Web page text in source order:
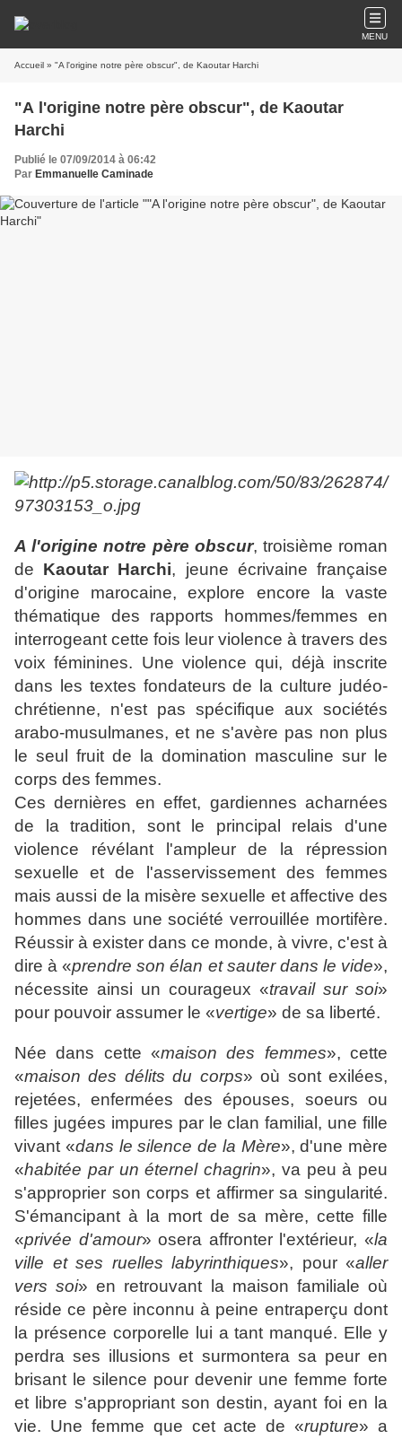
MENU
Accueil » "A l'origine notre père obscur", de Kaoutar Harchi
"A l'origine notre père obscur", de Kaoutar
Harchi
Publié le 07/09/2014 à 06:42
Par Emmanuelle Caminade
A l'origine notre père obscur, troisième roman
de Kaoutar Harchi, jeune écrivaine française
d'origine marocaine, explore encore la vaste
thématique des rapports hommes/femmes en
interrogeant cette fois leur violence à travers des
voix féminines. Une violence qui, déjà inscrite
dans les textes fondateurs de la culture judéo-
chrétienne, n'est pas spécifique aux sociétés
arabo-musulmanes, et ne s'avère pas non plus
le seul fruit de la domination masculine sur le
corps des femmes.
Ces dernières en effet, gardiennes acharnées
de la tradition, sont le principal relais d'une
violence révélant l'ampleur de la répression
sexuelle et de l'asservissement des femmes
mais aussi de la misère sexuelle et affective des
hommes dans une société verrouillée mortifère.
Réussir à exister dans ce monde, à vivre, c'est à
dire à «prendre son élan et sauter dans le vide»,
nécessite ainsi un courageux «travail sur soi»
pour pouvoir assumer le «vertige» de sa liberté.
Née dans cette «maison des femmes», cette
«maison des délits du corps» où sont exilées,
rejetées, enfermées des épouses, soeurs ou
filles jugées impures par le clan familial, une fille
vivant «dans le silence de la Mère», d'une mère
«habitée par un éternel chagrin», va peu à peu
s'approprier son corps et affirmer sa singularité.
S'émancipant à la mort de sa mère, cette fille
«privée d'amour» osera affronter l'extérieur, «la
ville et ses ruelles labyrinthiques», pour «aller
vers soi» en retrouvant la maison familiale où
réside ce père inconnu à peine entraperçu dont
la présence corporelle lui a tant manqué. Elle y
perdra ses illusions et surmontera sa peur en
brisant le silence pour devenir une femme forte
et libre s'appropriant son destin, ayant foi en la
vie. Une femme que cet acte de «rupture» a